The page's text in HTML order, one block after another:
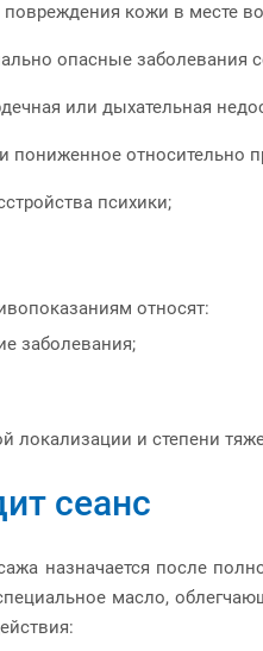
кожи в месте
опасные заболевания
или дыхательная
относительно
психики;
относят:
заболевания;
локализации и степени
сеанс
назначается после
масло,